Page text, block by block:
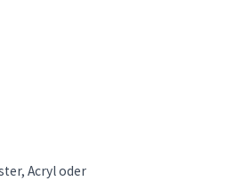
Acryl oder